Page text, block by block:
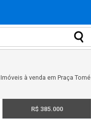
Imóveis à venda em Praça Tomé
R$ 385.000